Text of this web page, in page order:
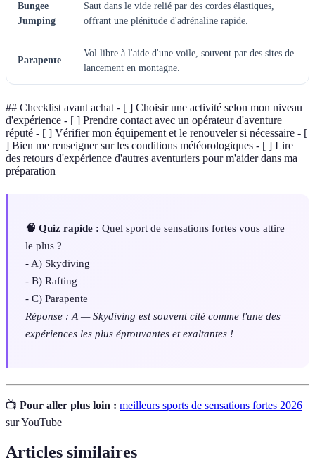
Bungee
Jumping
Saut dans le vide relié par des cordes élastiques,
offrant une plénitude d'adrénaline rapide.
Parapente
Vol libre à l'aide d'une voile, souvent par des sites de
lancement en montagne.
## Checklist avant achat - [ ] Choisir une activité selon mon niveau
d'expérience - [ ] Prendre contact avec un opérateur d'aventure
réputé - [ ] Vérifier mon équipement et le renouveler si nécessaire - [
] Bien me renseigner sur les conditions météorologiques - [ ] Lire
des retours d'expérience d'autres aventuriers pour m'aider dans ma
préparation
🧠 Quiz rapide : Quel sport de sensations fortes vous attire
le plus ?
- A) Skydiving
- B) Rafting
- C) Parapente
Réponse : A — Skydiving est souvent cité comme l'une des
expériences les plus éprouvantes et exaltantes !
📺 Pour aller plus loin : meilleurs sports de sensations fortes 2026
sur YouTube
Articles similaires